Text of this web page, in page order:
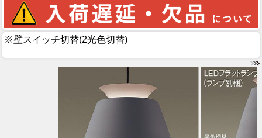
※壁スイッチ切替(2光色切替)